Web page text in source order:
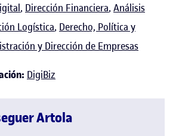
, Dirección Financiera, Análisis
Logística, Derecho, Política y
y Dirección de Empresas
DigiBiz
Artola